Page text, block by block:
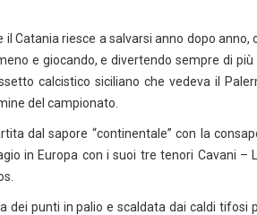
il Catania riesce a salvarsi anno dopo
e giocando, e divertendo sempre di
calcistico siciliano che vedeva il
del campionato.
dal sapore “continentale” con la
in Europa con i suoi tre tenori Cavani –
dei punti in palio e scaldata dai caldi tifosi